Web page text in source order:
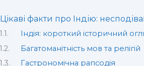
Цікаві факти про Індію:
Індія: короткий історичний
Багатоманітність мов та релігій
Гастрономічна рапсодія